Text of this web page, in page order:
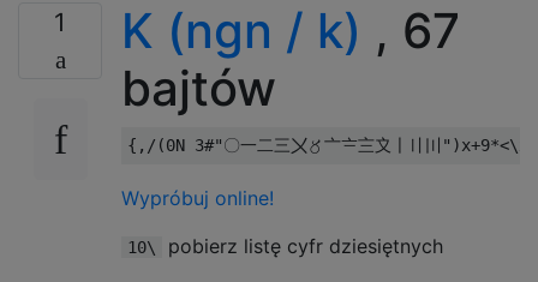
1 K (ngn / k) , 67
bajtów
Wypróbuj online!
10\ pobierz listę cyfr dziesiętnych